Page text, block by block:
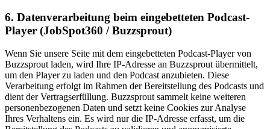
6. Datenverarbeitung beim eingebetteten Podcast-
Player (JobSpot360 / Buzzsprout)
Wenn Sie unsere Seite mit dem eingebetteten Podcast-Player von
Buzzsprout laden, wird Ihre IP-Adresse an Buzzsprout übermittelt,
um den Player zu laden und den Podcast anzubieten. Diese
Verarbeitung erfolgt im Rahmen der Bereitstellung des Podcasts und
dient der Vertragserfüllung. Buzzsprout sammelt keine weiteren
personenbezogenen Daten und setzt keine Cookies zur Analyse
Ihres Verhaltens ein. Es wird nur die IP-Adresse erfasst, um die